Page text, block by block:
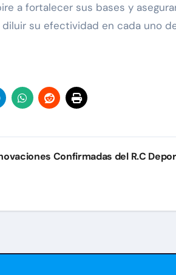
a fortalecer sus bases y
su efectividad en cada uno
Confirmadas del R.C